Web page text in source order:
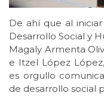
De ahí que al
Desarrollo Social y
Magaly Armenta
e Itzel López
es orgullo
de desarrollo social